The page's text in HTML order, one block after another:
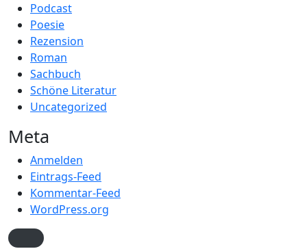
Podcast
Poesie
Rezension
Roman
Sachbuch
Schöne Literatur
Uncategorized
Meta
Anmelden
Eintrags-Feed
Kommentar-Feed
WordPress.org